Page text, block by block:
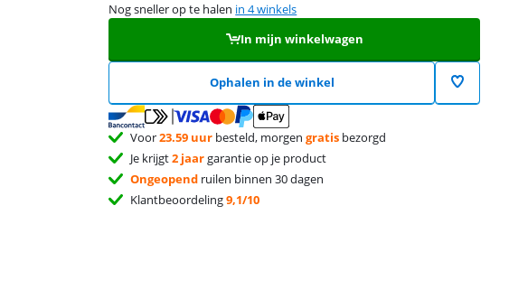
Nog sneller op te halen in 4 winkels
In mijn winkelwagen
Ophalen in de winkel
Voor23.59 uur besteld, morgengratis bezorgd
Je krijgt2 jaargarantie op je product
Ongeopend ruilen binnen 30 dagen
Klantbeoordeling9,1/10